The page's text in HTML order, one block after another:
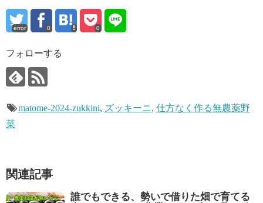
error 0 0
フォローする
matome-2024-zukkini, ズッキーニ, 仕方なく作る無農薬野
菜
関連記事
誰でもできる、勢いで借りた畑で育てる